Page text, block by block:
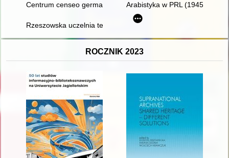
Centrum censeo germaniam esse delendam" : Leona
Arabistyka w PRL (1945-1990)
Rzeszowska uczelnia techniczna 1951-2016 : od
ROCZNIK 2023